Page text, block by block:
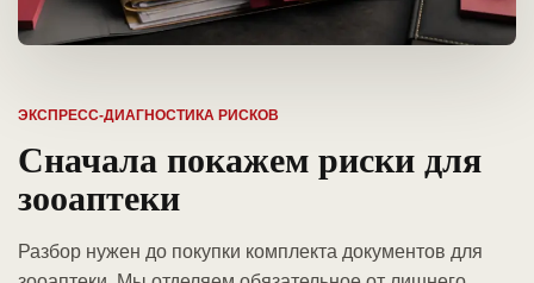
ЭКСПРЕСС-ДИАГНОСТИКА РИСКОВ
Сначала покажем риски для
зооаптеки
Разбор нужен до покупки комплекта документов для